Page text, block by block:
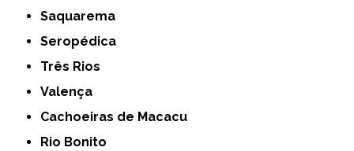
Saquarema
Seropédica
Três Rios
Valença
Cachoeiras de Macacu
Rio Bonito